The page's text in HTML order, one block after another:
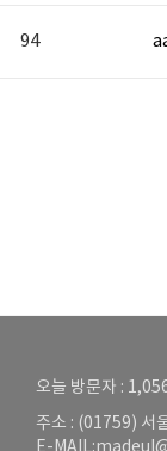
94
오늘 방문자 :
주소 : (01759) 서